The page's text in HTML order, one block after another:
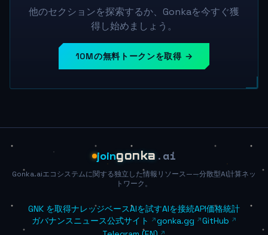
他のセクションを探索するか、Gonkaを今すぐ獲
得し始めましょう。
10Mの無料トークンを取得 →
joingonka .ai
Gonka.aiエコシステムに関する独立した情報リソース——分散型AI計算ネッ
トワーク。
GNK を取得ナレッジベースAIを試すAIを接続API価格統計
ガバナンスニュース公式サイト gonka.gg
GitHub